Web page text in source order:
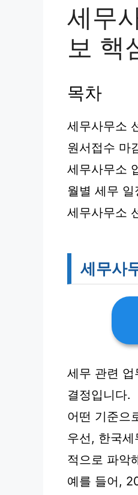
세무
보 핵
목차
세무사무소
원서접수 마
세무사무소
월별 세무 일
세무사무소
세무사
세무 관련 업
결정입니다.
어떤 기준으
우선, 한국
적으로 파악
예를 들어,